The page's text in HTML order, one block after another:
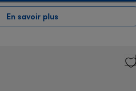
En savoir plus